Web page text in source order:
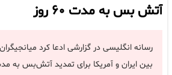
آتش بس به مدت ۶۰ روز
رسانه انگلیسی در گزارشی ادعا کرد